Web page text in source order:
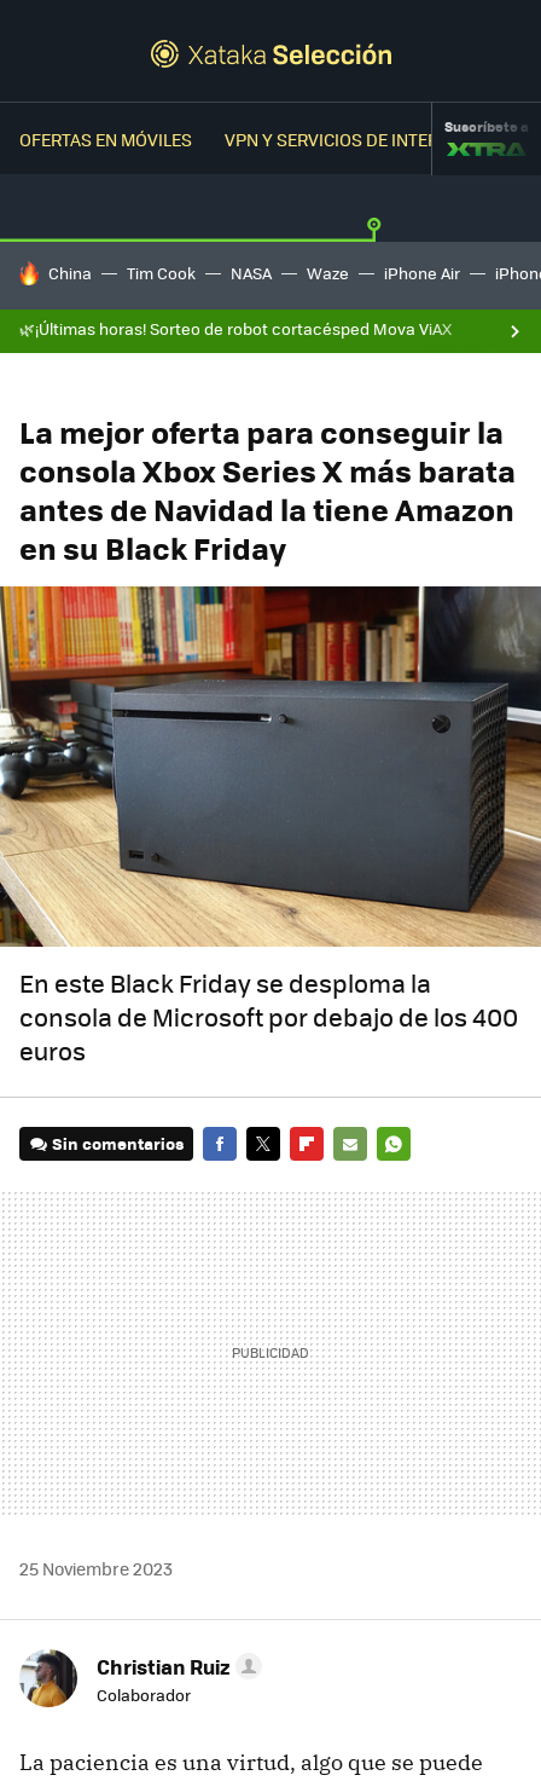
OFERTAS EN MÓVILES VPN Y SERVICIOS DE INTERNETSuscríbete a
HOY SE HABLA DE
China Tim Cook NASA Waze iPhone Air
🌿¡Últimas horas! Sorteo de robot cortacésped Mova ViAX
La mejor oferta para conseguir la
consola Xbox Series X más barata
antes de Navidad la tiene Amazon
en su Black Friday
En este Black Friday se desploma la
consola de Microsoft por debajo de los 400
euros
Sin comentarios
MAIL
25 Noviembre 2023
Christian Ruiz
Colaborador
La paciencia es una virtud, algo que se puede